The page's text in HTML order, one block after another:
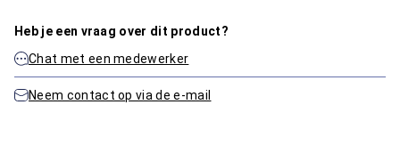
Heb je een vraag over dit product?
Chat met een medewerker
Neem contact op via de e-mail